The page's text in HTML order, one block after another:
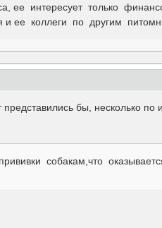
ее интересует только
и ее коллеги по другим
бы, несколько по
собакам,что